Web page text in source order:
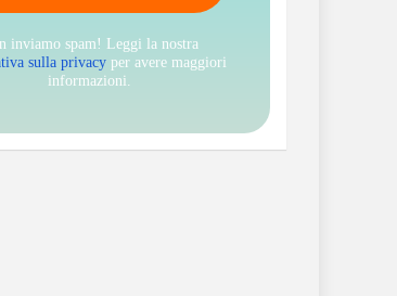
inviamo spam! Leggi la nostra
sulla privacy per avere maggiori
informazioni.